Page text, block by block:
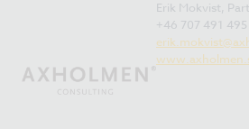
Erik Mokvist,
+46 707 491 495